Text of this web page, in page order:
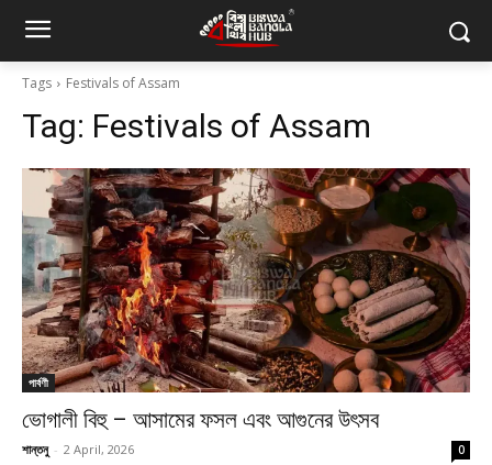
Tags Festivals of Assam
Tag: Festivals of Assam
পার্বণী
ভোগালী বিহু – আসামের ফসল এবং আগুনের উৎসব
শান্তনু - 2 April, 2026 0